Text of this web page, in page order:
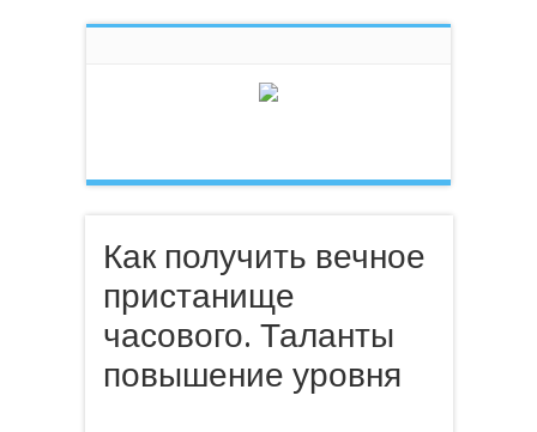
Как получить вечное
пристанище
часового. Таланты
повышение уровня